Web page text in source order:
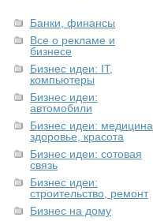
Банки, финансы
Все о рекламе и
бизнесе
Бизнес идеи: IT,
компьютеры
Бизнес идеи:
автомобили
Бизнес идеи: медицина,
здоровье, красота
Бизнес идеи: сотовая
связь
Бизнес идеи:
строительство, ремонт
Бизнес на дому